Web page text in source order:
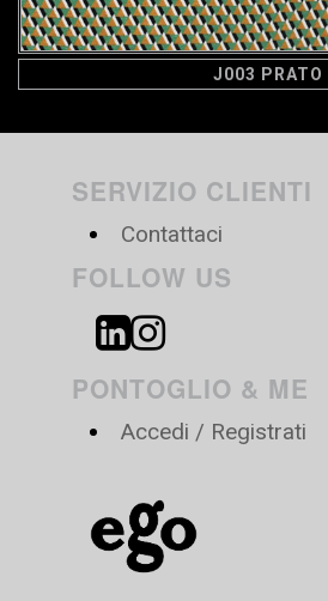
J003 PRATO
SERVIZIO CLIENTI
Contattaci
FOLLOW US
PONTOGLIO & ME
Accedi / Registrati